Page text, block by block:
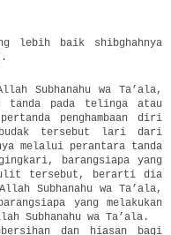
lebih baik shibghahnya
Subhanahu wa Ta’ala,
tanda pada telinga atau
penghambaan diri
budak tersebut lari dari
melalui perantara tanda
barangsiapa yang
kulit tersebut, berarti dia
Subhanahu wa Ta’ala,
yang melakukan
Subhanahu wa Ta’ala.
dan hiasan bagi